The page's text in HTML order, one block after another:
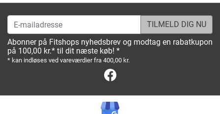
E-mailadresse
Abonner på Fitshops nyhedsbrev og modtag en rabatkupon
på 100,00 kr.* til dit næste køb! *
* kan indløses ved vareværdier fra 400,00 kr.